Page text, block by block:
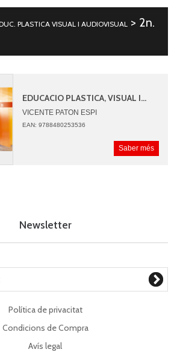
PLASTICA VISUAL I AUDIOVISUAL > 2n.
EDUCACIO PLASTICA, VISUAL I...
VICENTE PATON ESPI
EAN: 9788480253536
Saber més
Newsletter
Política de privacitat
Condicions de Compra
Avís legal